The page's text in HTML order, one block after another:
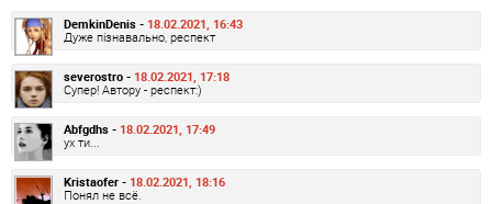
DemkinDenis - 18.02.2021, 16:43
Дуже пізнавально, респект
severostro - 18.02.2021, 17:18
Супер! Автору - респект:)
Abfgdhs - 18.02.2021, 17:49
ух ти...
Kristaofer - 18.02.2021, 18:16
Понял не всё.